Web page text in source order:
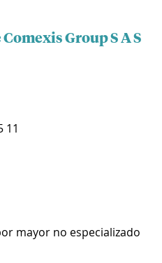
Group S A S
11
mayor no especializado